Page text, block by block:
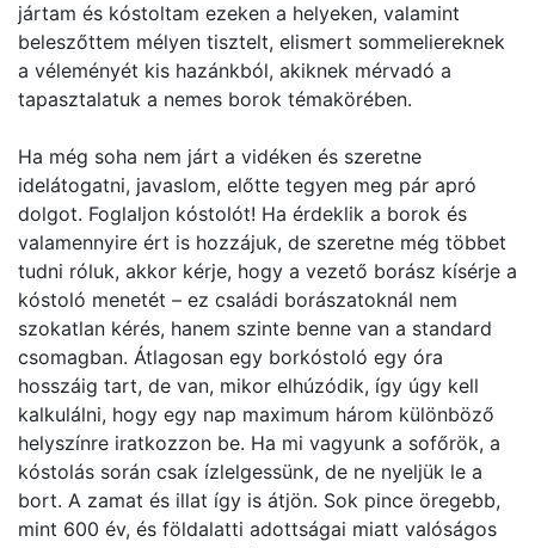
jártam és kóstoltam ezeken a helyeken, valamint
beleszőttem mélyen tisztelt, elismert sommeliereknek
a véleményét kis hazánkból, akiknek mérvadó a
tapasztalatuk a nemes borok témakörében.
Ha még soha nem járt a vidéken és szeretne
idelátogatni, javaslom, előtte tegyen meg pár apró
dolgot. Foglaljon kóstolót! Ha érdeklik a borok és
valamennyire ért is hozzájuk, de szeretne még többet
tudni róluk, akkor kérje, hogy a vezető borász kísérje a
kóstoló menetét – ez családi borászatoknál nem
szokatlan kérés, hanem szinte benne van a standard
csomagban. Átlagosan egy borkóstoló egy óra
hosszáig tart, de van, mikor elhúzódik, így úgy kell
kalkulálni, hogy egy nap maximum három különböző
helyszínre iratkozzon be. Ha mi vagyunk a sofőrök, a
kóstolás során csak ízlelgessünk, de ne nyeljük le a
bort. A zamat és illat így is átjön. Sok pince öregebb,
mint 600 év, és földalatti adottságai miatt valóságos